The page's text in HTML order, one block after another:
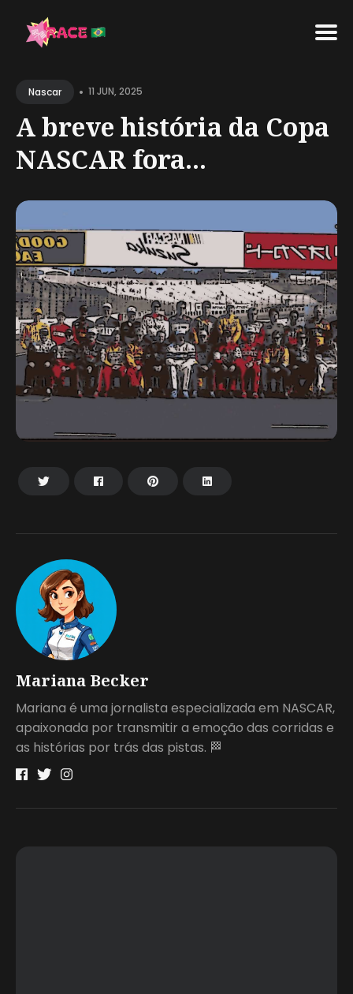
for
Blog
Nascar • 11 JUN, 2025
A breve história da Copa
NASCAR fora...
Mariana Becker
Mariana é uma jornalista especializada em NASCAR,
apaixonada por transmitir a emoção das corridas e
as histórias por trás das pistas. 🏁